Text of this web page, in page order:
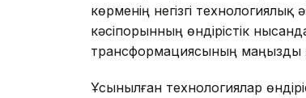
көрменің негізгі
кәсіпорынның өндірістік
трансформациясының маңызды
Ұсынылған технологиялар